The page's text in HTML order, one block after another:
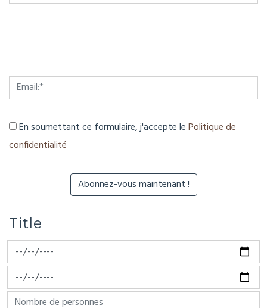
En soumettant ce formulaire, j'accepte lePolitique de
confidentialité
Title